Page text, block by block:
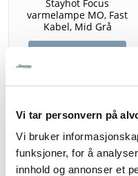
Vi tar personvern på
Vi bruker
funksjoner, for å
innhold og annonser et
Stayhot Focus
varmelampe MO, Fast
Kabel, Mid Grå